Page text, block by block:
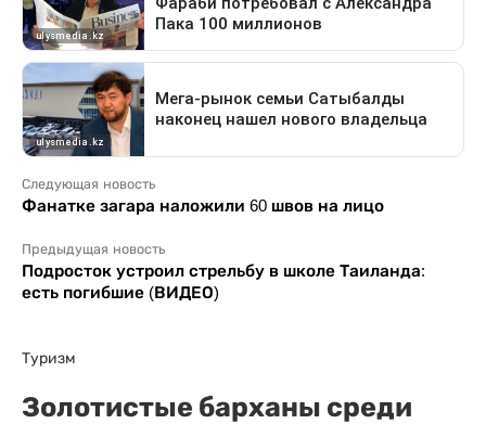
Следующая новость
Фанатке загара наложили 60 швов на лицо
Предыдущая новость
Подросток устроил стрельбу в школе Таиланда:
есть погибшие (ВИДЕО)
Туризм
Золотистые барханы среди